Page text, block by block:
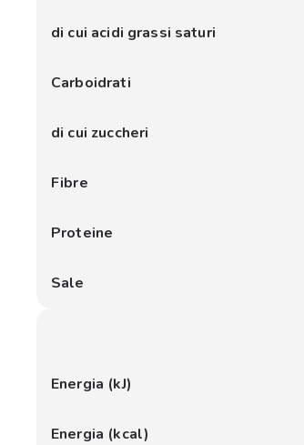
di cui acidi grassi saturi
Carboidrati
di cui zuccheri
Fibre
Proteine
Sale
Energia (kJ)
Energia (kcal)